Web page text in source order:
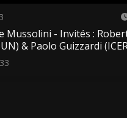
Mussolini - Invités :
& Paolo Guizzardi